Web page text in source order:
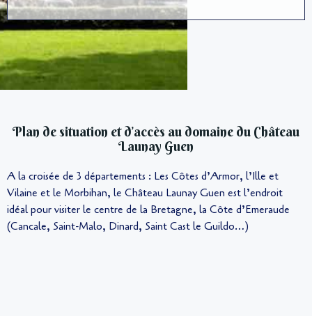
Plan de situation et d’accès au domaine du Château
Launay Guen
A la croisée de 3 départements : Les Côtes d’Armor, l’Ille et
Vilaine et le Morbihan, le Château Launay Guen est l’endroit
idéal pour visiter le centre de la Bretagne, la Côte d’Emeraude
(Cancale, Saint-Malo, Dinard, Saint Cast le Guildo…)